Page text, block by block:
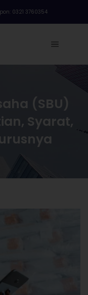
0321 3760354
(SBU)
Syarat,